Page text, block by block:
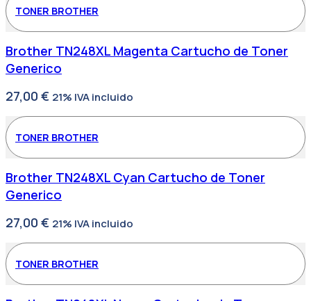
TONER BROTHER
Brother TN248XL Magenta Cartucho de Toner
Generico
27,00 € 21% IVA incluido
TONER BROTHER
Brother TN248XL Cyan Cartucho de Toner
Generico
27,00 € 21% IVA incluido
TONER BROTHER